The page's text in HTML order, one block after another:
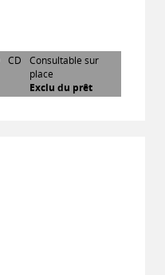
CD
Consultable sur
place
Exclu du prêt